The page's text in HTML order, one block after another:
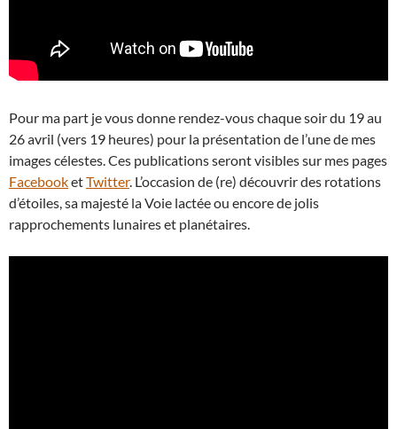
Pour ma part je vous donne rendez-vous chaque soir du 19 au
26 avril (vers 19 heures) pour la présentation de l’une de mes
images célestes. Ces publications seront visibles sur mes pages
FacebooketTwitter. L’occasion de (re) découvrir des rotations
d’étoiles, sa majesté la Voie lactée ou encore de jolis
rapprochements lunaires et planétaires.